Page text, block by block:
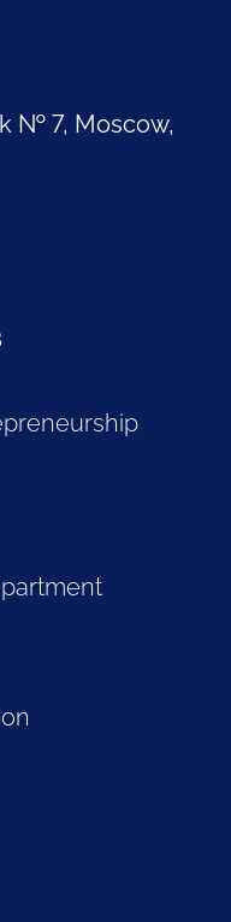
№ 7, Moscow,